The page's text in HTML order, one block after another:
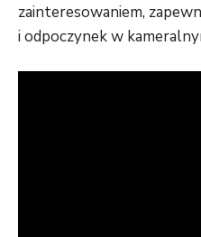
zainteresowaniem,
i odpoczynek w